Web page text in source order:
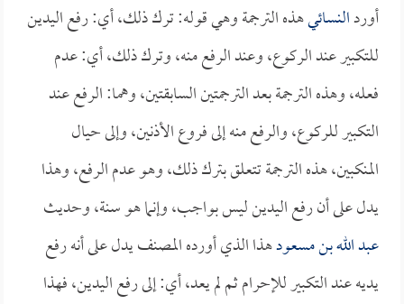
أوردالنسائيهذه الترجمة وهي قوله: ترك ذلك، أي: رفع اليدين
للتكبير عند الركوع، وعند الرفع منه، وترك ذلك، أي: عدم
فعله، وهذه الترجمة بعد الترجمتين السابقتين، وهما: الرفع عند
التكبير للركوع، والرفع منه إلى فروع الأذنين، وإلى حيال
المنكبين، هذه الترجمة تتعلق بترك ذلك، وهو عدم الرفع، وهذا
يدل على أن رفع اليدين ليس بواجب، وإنما هو سنة، وحديث
عبد الله بن مسعودهذا الذي أورده المصنف يدل على أنه رفع
يديه عند التكبير للإحرام ثم لم يعد، أي: إلى رفع اليدين، فهذا